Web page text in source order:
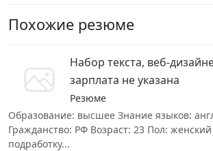
Похожие резюме
Набор текста, веб-
зарплата не указана
Резюме
Образование: высшее Знание языков:
Гражданство: РФ Возраст: 23 Пол:
подработку...